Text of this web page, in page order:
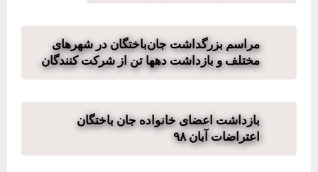
مراسم بزرگداشت جان‌باختگان در شهرهای
مختلف و بازداشت دهها تن از شرکت کنندگان
بازداشت اعضای خانواده جان باختگان
اعتراضات آبان‌ ۹۸